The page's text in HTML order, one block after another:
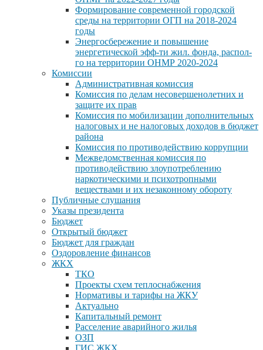
Формирование современной городской
среды на территории ОГП на 2018-2024
годы
Энергосбережение и повышение
энергетической эфф-ти жил. фонда, распол-
го на территории ОНМР 2020-2024
Комиссии
Административная комиссия
Комиссия по делам несовершенолетних и
защите их прав
Комиссия по мобилизации дополнительных
налоговых и не налоговых доходов в бюджет
района
Комиссия по противодействию коррупции
Межведомственная комиссия по
противодействию злоупотреблению
наркотическими и психотропными
веществами и их незаконному обороту
Публичные слушания
Указы президента
Бюджет
Открытый бюджет
Бюджет для граждан
Оздоровление финансов
ЖКХ
ТКО
Проекты схем теплоснабжения
Нормативы и тарифы на ЖКУ
Актуально
Капитальный ремонт
Расселение аварийного жилья
ОЗП
ГИС ЖКХ